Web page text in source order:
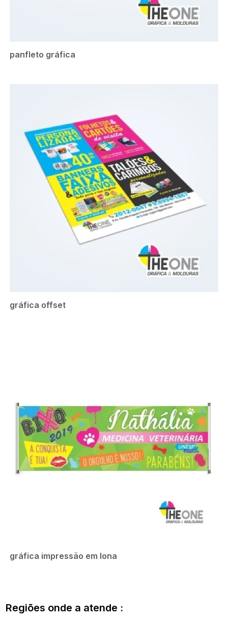
panfleto gráfica
gráfica offset
gráfica impressão em lona
Regiões onde a atende :